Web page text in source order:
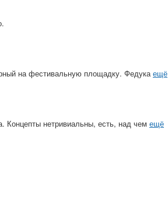
на фестивальную площадку. Федукаещё
Концепты нетривиальны, есть, над чем ещё